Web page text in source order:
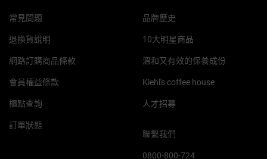
常見問題
退換貨說明
網路訂購商品條款
會員權益條款
櫃點查詢
訂單狀態
品牌歷史
10大明星商品
溫和又有效的保養成份
Kiehl's coffee house
人才招募
聯繫我們
0800-800-724